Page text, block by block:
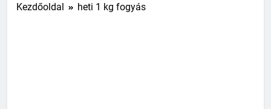
Kezdőoldal heti 1 kg fogyás